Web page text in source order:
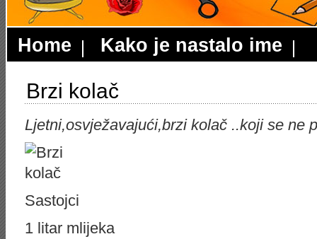
Home Kako je nastalo ime
Brzi kolač
Ljetni,osvježavajući,brzi kolač ..koji se ne
Sastojci
1 litar mlijeka